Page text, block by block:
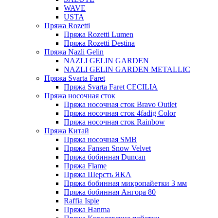
WAVE
USTA
Пряжа Rozetti
Пряжа Rozetti Lumen
Пряжа Rozetti Destina
Пряжа Nazli Gelin
NAZLI GELIN GARDEN
NAZLI GELIN GARDEN METALLIC
Пряжа Svarta Faret
Пряжа Svarta Faret CECILIA
Пряжа носочная сток
Пряжа носочная сток Bravo Outlet
Пряжа носочная сток 4fadig Color
Пряжа носочная сток Rainbow
Пряжа Китай
Пряжа носочная SMB
Пряжа Fansen Snow Velvet
Пряжа бобинная Duncan
Пряжа Flame
Пряжа Шерсть ЯКА
Пряжа бобинная микропайетки 3 мм
Пряжа бобинная Ангора 80
Raffia Ispie
Пряжа Hanma